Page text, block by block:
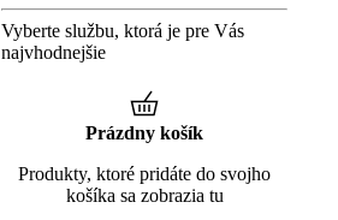
Vyberte službu, ktorá je pre Vás
najvhodnejšie
Prázdny košík
Produkty, ktoré pridáte do svojho
košíka sa zobrazia tu